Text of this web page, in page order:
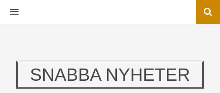
MENU
SNABBA NYHETER